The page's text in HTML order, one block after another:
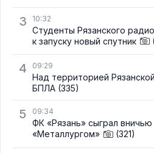
3 10:32
Студенты Рязанского
к запуску новый спутник
4 09:29
Над территорией
БПЛА (335)
5 09:34
ФК «Рязань» сыграл
«Металлургом»
(321)